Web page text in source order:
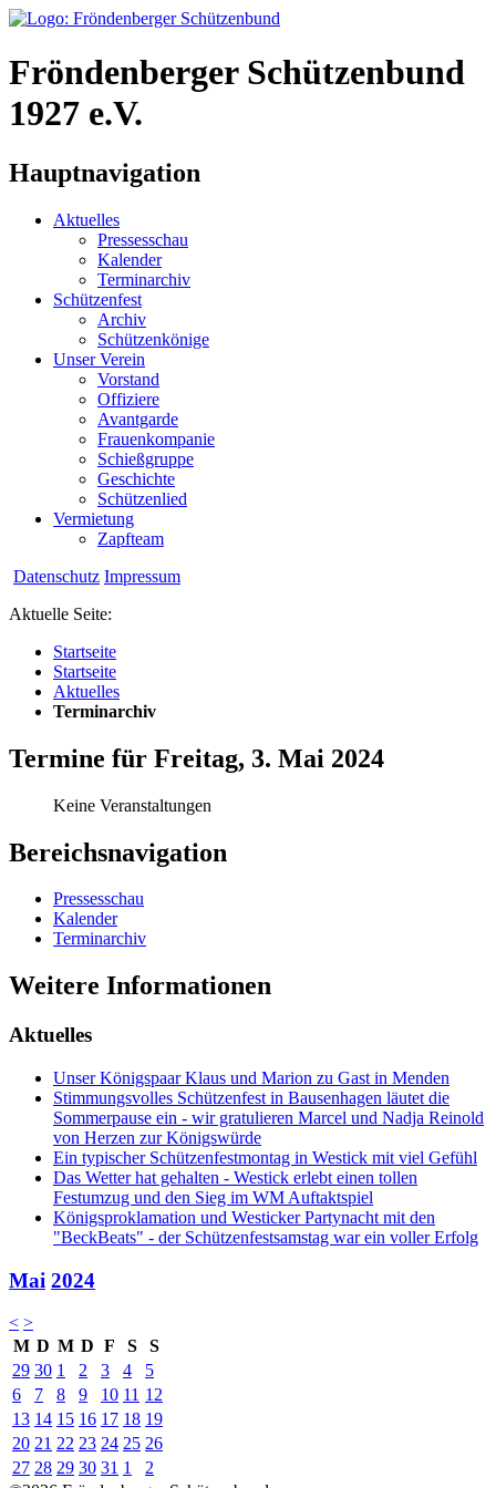
Fröndenberger Schützenbund
1927 e.V.
Hauptnavigation
Aktuelles
Pressesschau
Kalender
Terminarchiv
Schützenfest
Archiv
Schützenkönige
Unser Verein
Vorstand
Offiziere
Avantgarde
Frauenkompanie
Schießgruppe
Geschichte
Schützenlied
Vermietung
Zapfteam
Datenschutz Impressum
Aktuelle Seite:
Startseite
Startseite
Aktuelles
Terminarchiv
Termine für Freitag, 3. Mai 2024
Keine Veranstaltungen
Bereichsnavigation
Pressesschau
Kalender
Terminarchiv
Weitere Informationen
Aktuelles
Unser Königspaar Klaus und Marion zu Gast in Menden
Stimmungsvolles Schützenfest in Bausenhagen läutet die
Sommerpause ein - wir gratulieren Marcel und Nadja Reinold
von Herzen zur Königswürde
Ein typischer Schützenfestmontag in Westick mit viel Gefühl
Das Wetter hat gehalten - Westick erlebt einen tollen
Festumzug und den Sieg im WM Auftaktspiel
Königsproklamation und Westicker Partynacht mit den
"BeckBeats" - der Schützenfestsamstag war ein voller Erfolg
Mai 2024
< >
M D M D F S
S
29 30 1 2 3 4
5
6
7 8 9 10 11 12
13 14 15 16 17 18 19
20 21 22 23 24 25 26
27 28 29 30 31 1
2